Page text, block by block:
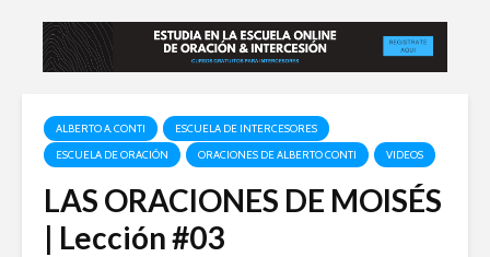
ALBERTO A. CONTI
ESCUELA DE INTERCESORES
ESCUELA DE ORACIÓN
ORACIONES DE ALBERTO CONTI VIDEOS
LAS ORACIONES DE MOISÉS
| Lección #03